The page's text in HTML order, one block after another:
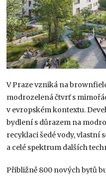
V Praze vzniká na
modrozelená čtvrť s
v evropském kontextu.
bydlení s důrazem na
recyklaci šedé vody, vlastní
a celé spektrum dalších
Přibližně 800 nových bytů